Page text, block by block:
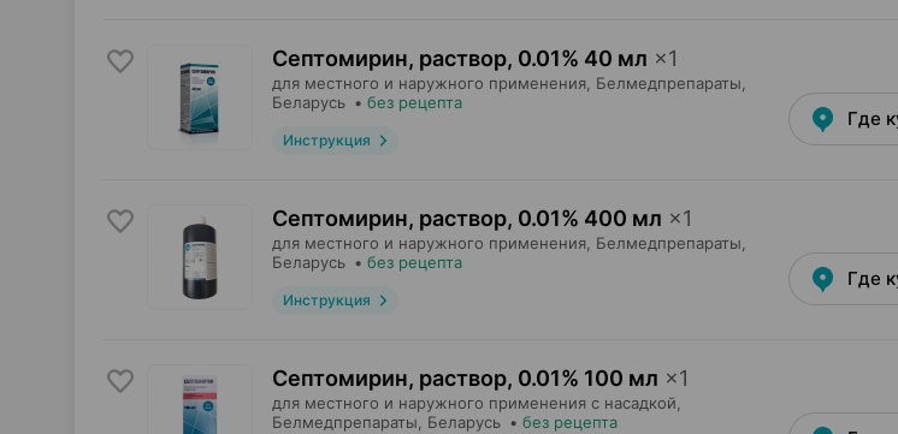
Септомирин, раствор, 0.01% 40 мл ×1
для местного и наружного применения, Белмедпрепараты
Беларусь • без рецепта
Инструкция
Где
Септомирин, раствор, 0.01% 400 мл ×1
для местного и наружного применения, Белмедпрепараты
Беларусь • без рецепта
Инструкция
Где
Септомирин, раствор, 0.01% 100 мл ×1
для местного и наружного применения с насадкой,
Белмедпрепараты , Беларусь • без рецепта